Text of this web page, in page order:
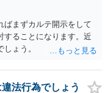
ばまずカルテ開示をして
することになります。近
ょう。
法行為でしょう